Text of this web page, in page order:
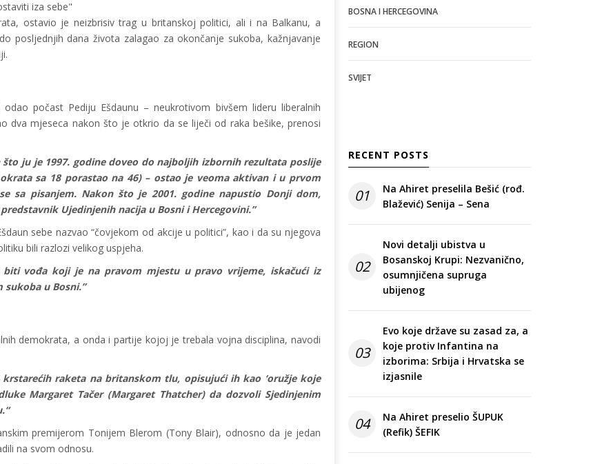
iza sebe"
ostavio je neizbrisiv trag u britanskoj politici, ali i na Balkanu, a
posljednjih dana života zalagao za okončanje sukoba, kažnjavanje
počast Pediju Ešdaunu – neukrotivom bivšem lideru liberalnih
dva mjeseca nakon što je otkrio da se liječi od raka bešike, prenosi
ju je 1997. godine doveo do najboljih izbornih rezultata poslije
sa 18 porastao na 46) – ostao je veoma aktivan i u prvom
sa pisanjem. Nakon što je 2001. godine napustio Donji dom,
Ujedinjenih nacija u Bosni i Hercegovini.”
sebe nazvao “čovjekom od akcije u politici”, kao i da su njegova
bili razlozi velikog uspjeha.
vođa koji je na pravom mjestu u pravo vrijeme, iskačući iz
u Bosni.”
demokrata, a onda i partije kojoj je trebala vojna disciplina, navodi
raketa na britanskom tlu, opisujući ih kao ‘oružje koje
Margaret Tačer (Margaret Thatcher) da dozvoli Sjedinjenim
premijerom Tonijem Blerom (Tony Blair), odnosno da je jedan
na svom odnosu.
BOSNA I HERCEGOVINA
REGION
SVIJET
RECENT POSTS
01
Na Ahiret preselila Bešić (rođ.
Blažević) Senija – Sena
02
Novi detalji ubistva u
Bosanskoj Krupi: Nezvanično,
osumnjičena supruga
ubijenog
03
Evo koje države su zasad za, a
koje protiv Infantina na
izborima: Srbija i Hrvatska se
izjasnile
04
Na Ahiret preselio ŠUPUK
(Refik) ŠEFIK